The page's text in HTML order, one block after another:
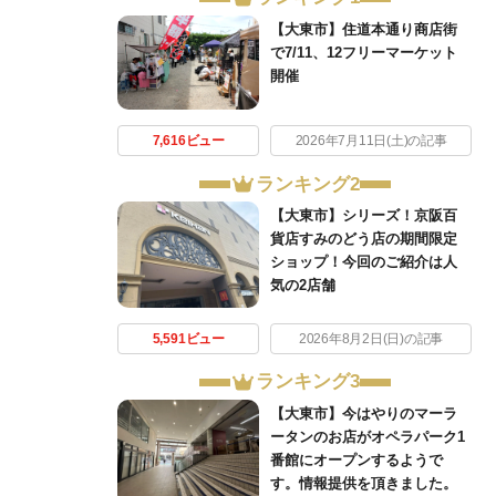
【大東市】住道本通り商店街
で7/11、12フリーマーケット
開催
7,616ビュー 2026年7月11日(土)の記事
ランキング2
【大東市】シリーズ！京阪百
貨店すみのどう店の期間限定
ショップ！今回のご紹介は人
気の2店舗
5,591ビュー 2026年8月2日(日)の記事
ランキング3
【大東市】今はやりのマーラ
ータンのお店がオペラパーク1
番館にオープンするようで
す。情報提供を頂きました。